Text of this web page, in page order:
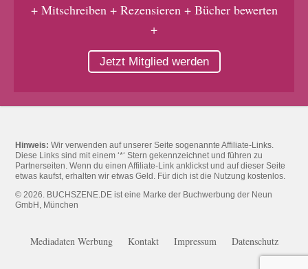
+ Mitschreiben + Rezensieren + Bücher bewerten
+
Jetzt Mitglied werden
Hinweis: Wir verwenden auf unserer Seite sogenannte Affiliate-Links.
Diese Links sind mit einem ‘*‘ Stern gekennzeichnet und führen zu
Partnerseiten. Wenn du einen Affiliate-Link anklickst und auf dieser Seite
etwas kaufst, erhalten wir etwas Geld. Für dich ist die Nutzung kostenlos.
© 2026. BUCHSZENE.DE ist eine Marke der Buchwerbung der Neun
GmbH, München
Mediadaten Werbung Kontakt Impressum Datenschutz